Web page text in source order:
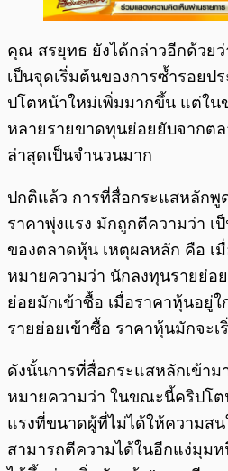
คุณ สรยุทธ ยังได้กล่าวอีกด้วย
เป็นจุดเริ่มต้นของการซ้ำรอยป
ปโตหน้าใหม่เพิ่มมากขึ้น แต่ใ
หลายรายขาดทุนย่อยยับจากต
ล่าสุดเป็นจำนวนมาก
ปกติแล้ว การที่สื่อกระแสหลักพู
ราคาพุ่งแรง มักถูกตีความว่า
ของตลาดหุ้น เหตุผลหลัก คือ เ
หมายความว่า นักลงทุนรายย่อ
ย่อยมักเข้าซื้อ เมื่อราคาหุ้นอยู่
รายย่อยเข้าซื้อ ราคาหุ้นมักจะเ
ดังนั้นการที่สื่อกระแสหลักเข้าม
หมายความว่า ในขณะนี้คริปโต
แรงที่ขนาดผู้ที่ไม่ได้ให้ความส
สามารถตีความได้ในอีกแง่มุม